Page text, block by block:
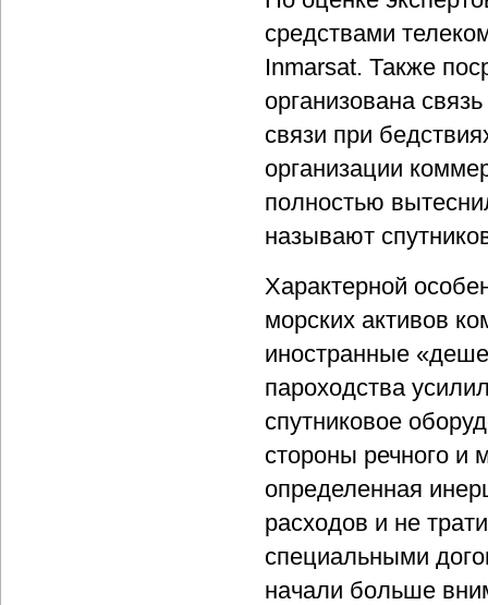
средствами
Inmarsat. Также
организована
связи при
организации
полностью
называют
Характерной
морских активов
иностранные
пароходства
спутниковое
стороны речного и
определенная
расходов и не
специальными
начали больше